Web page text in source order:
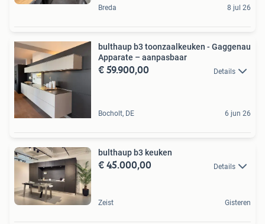
Breda 8 jul 26
bulthaup b3 toonzaalkeuken - Gaggenau
Apparate – aanpasbaar
€ 59.900,00 Details
Bocholt, DE 6 jun 26
bulthaup b3 keuken
€ 45.000,00 Details
Zeist Gisteren